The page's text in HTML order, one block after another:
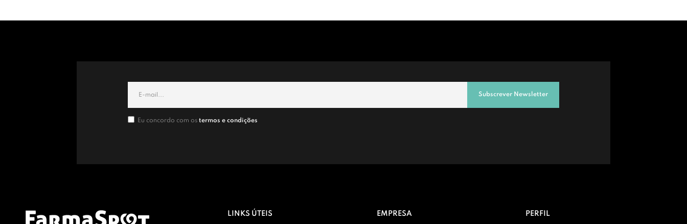
Subscrever Newsletter
Eu concordo com os termos e condições
LINKS ÚTEIS EMPRESA PERFIL